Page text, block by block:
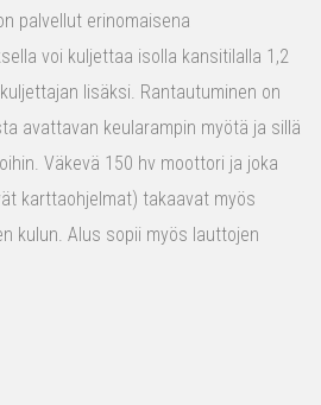
palvellut erinomaisena
voi kuljettaa isolla kansitilalla 1,2
lisäksi. Rantautuminen on
avattavan keularampin myötä ja sillä
Väkevä 150 hv moottori ja joka
karttaohjelmat) takaavat myös
kulun. Alus sopii myös lauttojen